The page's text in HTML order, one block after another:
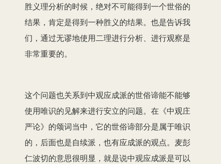
胜义理分析的时候，绝对不可能得到一个世俗的
结果，肯定是得到一种胜义的结果。也是告诉我
们，通过无谬地使用二理进行分析、进行观察是
非常重要的。
这个问题也关系到中观应成派的世俗谛能不能够
使用唯识的见解来进行安立的问题。在 《中观庄
严论》 的颂词当中，它的世俗谛部分是属于唯识
的，后面也是自续派，也有应成派的观点。麦彭
仁波切的意思很明显，就是说中观应成派是可以